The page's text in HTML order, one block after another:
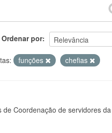
Ordenar por
funções chefias
Coordenação de servidores da